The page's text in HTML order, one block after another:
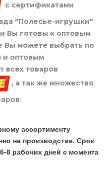
с сертификатами
"Полесье-игрушки"
Вы готовы к оптовым
Вы можете выбрать по
и оптовым
всех товаров
, а так же множество
ассортименту
на производстве. Срок
8 рабочих дней с момента